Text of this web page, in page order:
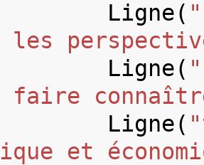
Ligne(
les
Ligne(
faire
Ligne(
et